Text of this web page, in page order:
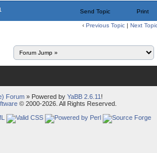
Send Topic Print
‹ Previous Topic | Next
Forum» Powered by YaBB 2.6.11 !
© 2000-2026. All Rights Reserved.